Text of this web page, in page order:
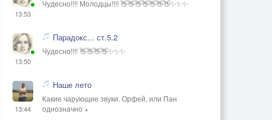
13:53
Чудесно!!!! Молодцы!!!! 👋👋👋👋👋👋👋✨✨✨
13:50
Парадокс... ст.5.2
Чудесно!!!! 👋👋👋👋✨✨✨
13:44
Наше лето
Какие чарующие звуки. Орфей, или Пан
однозначно +